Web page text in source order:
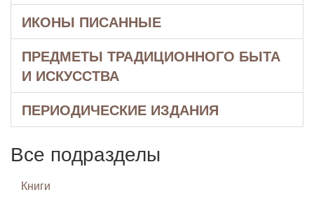
ИКОНЫ ПИСАННЫЕ
ПРЕДМЕТЫ ТРАДИЦИОННОГО БЫТА
И ИСКУССТВА
ПЕРИОДИЧЕСКИЕ ИЗДАНИЯ
Все подразделы
Книги